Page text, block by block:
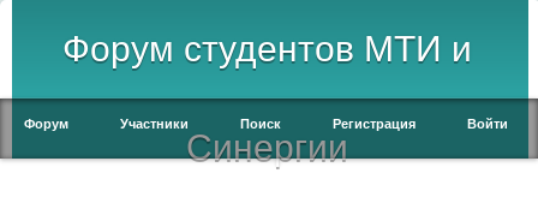
Форум студентов МТИ и
Синергии
Форум Участники Поиск Регистрация Войти